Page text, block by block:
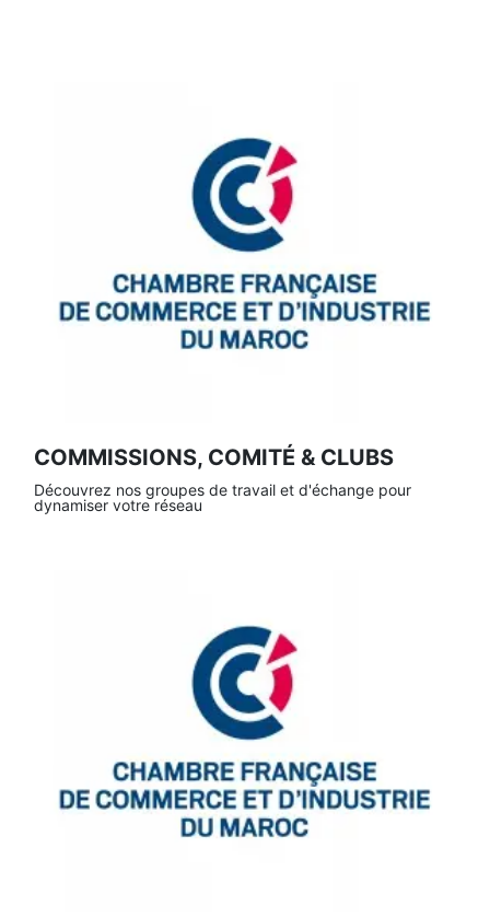
COMMISSIONS, COMITÉ & CLUBS
Découvrez nos groupes de travail et d'échange pour
dynamiser votre réseau